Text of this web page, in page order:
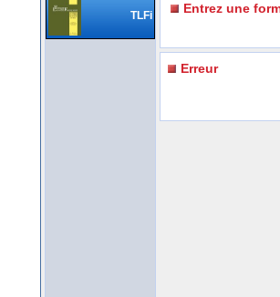
TLFi Entrez une
Erreur